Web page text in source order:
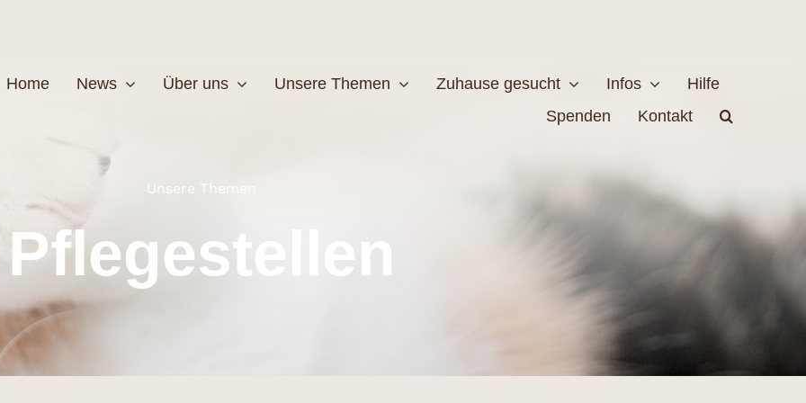
Home News Über uns Unsere Themen
Naturschutz
MEHR
Zuhause gesucht Infos
Hilfe
Spenden
Kontakt
Unsere Themen
Pflegestellen